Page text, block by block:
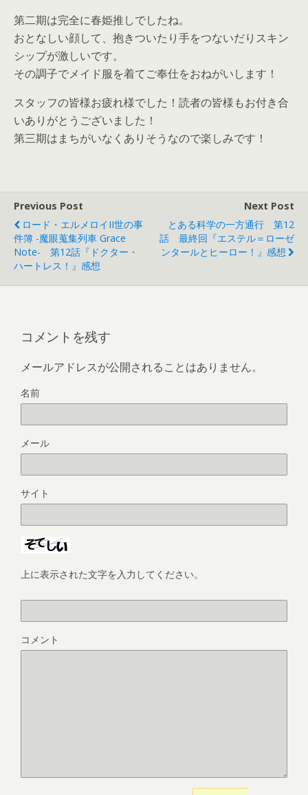
第二期は完全に春姫推しでしたね。
おとなしい顔して、抱きついたり手をつないだりスキン
シップが激しいです。
その調子でメイド服を着てご奉仕をおねがいします！
スタッフの皆様お疲れ様でした！読者の皆様もお付き合
いありがとうございました！
第三期はまちがいなくありそうなので楽しみです！
Previous Post
ロード・エルメロイII世の事
件簿 -魔眼蒐集列車 Grace
Note- 第12話『ドクター・
ハートレス！』感想
Next Post
とある科学の一方通行 第12
話 最終回『エステル＝ローゼ
ンタールとヒーロー！』感想
コメントを残す
メールアドレスが公開されることはありません。
名前
メール
サイト
上に表示された文字を入力してください。
コメント